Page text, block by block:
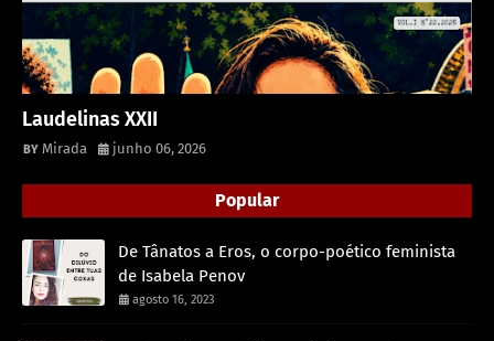
Laudelinas XXII
Mirada junho 06, 2026
Popular
De Tânatos a Eros, o corpo-poético feminista
de Isabela Penov
agosto 16, 2023